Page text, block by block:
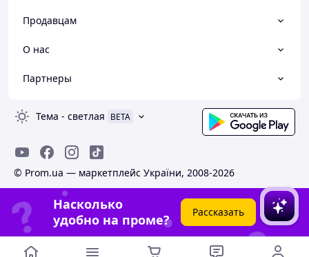
Продавцам
О нас
Партнеры
Тема - светлая BETA
© Prom.ua — маркетплейс України, 2008-2026
Насколько
удобно на проме?
Рассказать